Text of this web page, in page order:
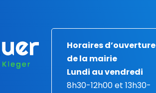
Horaires d’ouverture
de la mairie
Lundi au vendredi
8h30-12h00 et 13h30-